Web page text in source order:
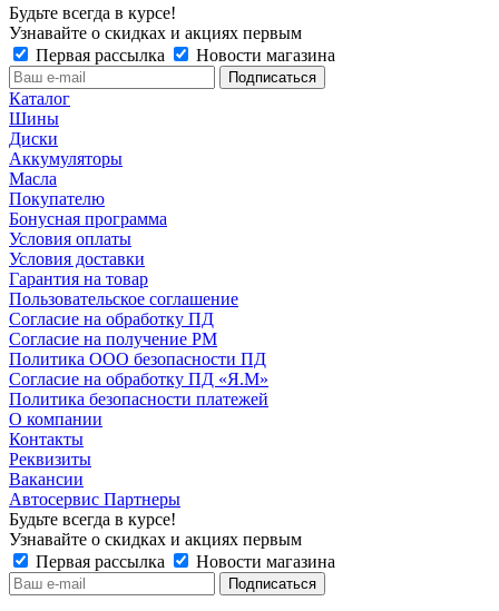
Будьте всегда в курсе!
Узнавайте о скидках и акциях первым
Первая рассылка
Новости магазина
Каталог
Шины
Диски
Аккумуляторы
Масла
Покупателю
Бонусная программа
Условия оплаты
Условия доставки
Гарантия на товар
Пользовательское соглашение
Согласие на обработку ПД
Согласие на получение РМ
Политика ООО безопасности ПД
Согласие на обработку ПД «Я.М»
Политика безопасности платежей
О компании
Контакты
Реквизиты
Вакансии
Автосервис Партнеры
Будьте всегда в курсе!
Узнавайте о скидках и акциях первым
Первая рассылка
Новости магазина